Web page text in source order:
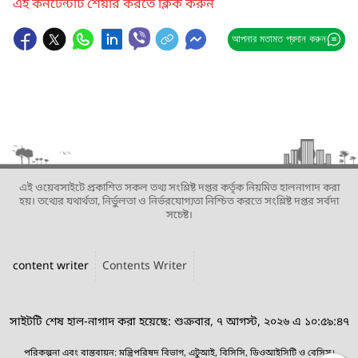
এই কনটেন্টটি শেয়ার করতে ক্লিক করুন
আপনার মতামত প্রদান করুন
এই ওয়েবসাইটে প্রকাশিত সকল তথ্য সংশ্লিষ্ট দপ্তর কর্তৃক নিয়মিত হালনাগাদ করা
হয়। তথ্যের যথার্থতা, নির্ভুলতা ও নির্ভরযোগ্যতা নিশ্চিত করতে সংশ্লিষ্ট দপ্তর সর্বদা
সচেষ্ট।
content writer Contents Writer
সাইটটি শেষ হাল-নাগাদ করা হয়েছে: শুক্রবার, ৭ আগস্ট, ২০২৬ এ ১০:৫৯:৪৭
পরিকল্পনা এবং বাস্তবায়ন: মন্ত্রিপরিষদ বিভাগ, এটুআই, বিসিসি, ডিওআইসিটি ও বেসিস।